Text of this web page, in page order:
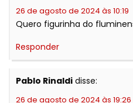
26 de agosto de 2024 às 10:19
Quero figurinha do
Responder
Pablo Rinaldi disse:
26 de agosto de 2024 às 19:26